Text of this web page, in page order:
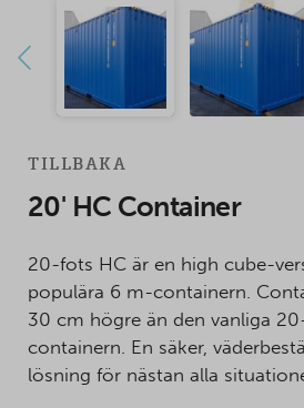
TILLBAKA
20' HC Container
20-fots HC är en high cube-
populära 6 m-containern.
30 cm högre än den vanliga
containern. En säker,
lösning för nästan alla